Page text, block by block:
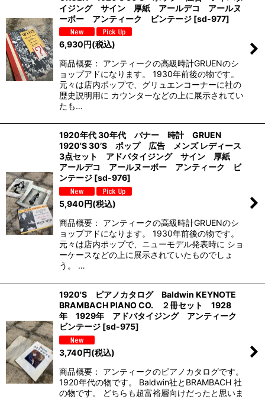
イジング サイン 厚紙 アールデコ アールヌ
ーボー アンティーク ビンテージ [sd-977]
6,930円(税込)
商品概要： アンティークの高級時計GRUENのシ
ョップアドになります。 1930年前後の物です。
元々は店内ポップで、グリュエンコーナーに社の
歴史説明用に カウンターなどの上に展示されてい
たも…
1920年代 30年代 バナー 時計 GRUEN
1920'S 30’S ポップ 広告 メンズ レディース
3点セット アドバタイジング サイン 厚紙
アールデコ アールヌーボー アンティーク ビ
ンテージ [sd-976]
5,940円(税込)
商品概要： アンティークの高級時計GRUENのシ
ョップアドになります。 1930年前後の物です。
元々は店内ポップで、ニューモデル発表時に ショ
ーケースなどの上に展示されていたものでしょ
う。 …
1920'S ピアノカタログ Baldwin KEYNOTE
BRAMBACH PIANO CO. ２冊セット 1928
年 1929年 アドバタイジング アンティーク
ビンテージ [sd-975]
3,740円(税込)
商品概要： アンティークのピアノカタログです。
1920年代の物です。 Baldwin社とBRAMBACH 社
の物です。 どちらも超富裕層向けだったと思いま